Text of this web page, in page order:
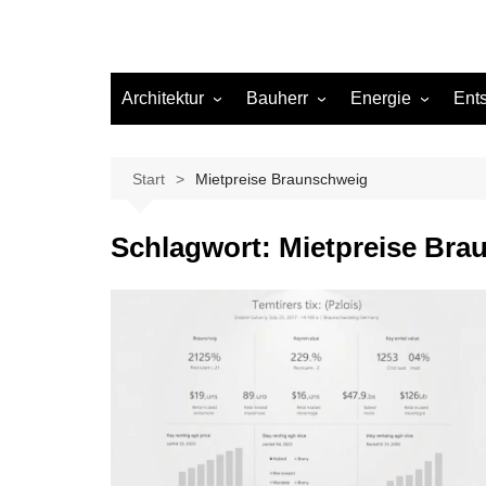
Architektur Bauherr
Beleuchtung
Materialien
Renovierung
Sanierung
Hygiene
Energie
Gas
Start Mietpreise Braunschweig
Schlagwort: Mietpreise